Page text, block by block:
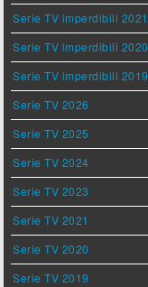
Serie TV imperdibili 2021
Serie TV imperdibili 2020
Serie TV imperdibili 2019
Serie TV 2026
Serie TV 2025
Serie TV 2024
Serie TV 2023
Serie TV 2021
Serie TV 2020
Serie TV 2019